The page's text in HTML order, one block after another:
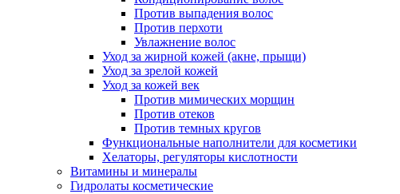
Против выпадения волос
Против перхоти
Увлажнение волос
Уход за жирной кожей (акне, прыщи)
Уход за зрелой кожей
Уход за кожей век
Против мимических морщин
Против отеков
Против темных кругов
Функциональные наполнители для косметики
Хелаторы, регуляторы кислотности
Витамины и минералы
Гидролаты косметические